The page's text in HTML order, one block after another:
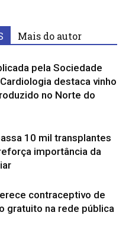
Mais do autor
pela Sociedade
destaca vinho
no Norte do
10 mil transplantes
importância da
contraceptivo de
gratuito na rede pública